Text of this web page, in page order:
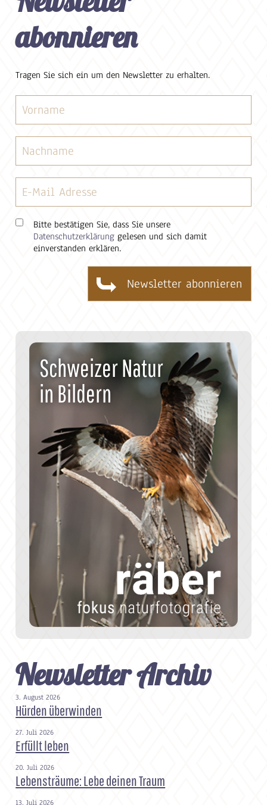
abonnieren
Tragen Sie sich ein um den Newsletter zu erhalten.
Bitte bestätigen Sie, dass Sie unsere
Datenschutzerklärung gelesen und sich damit
einverstanden erklären.
Schweizer Natur
in Bildern
Newsletter Archiv
3. August 2026
Hürden überwinden
27. Juli 2026
Erfüllt leben
20. Juli 2026
Lebensträume: Lebe deinen Traum
13. Juli 2026